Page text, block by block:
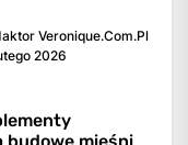
ciała do
ćwiczeń....
Veronique.com.pl
2026